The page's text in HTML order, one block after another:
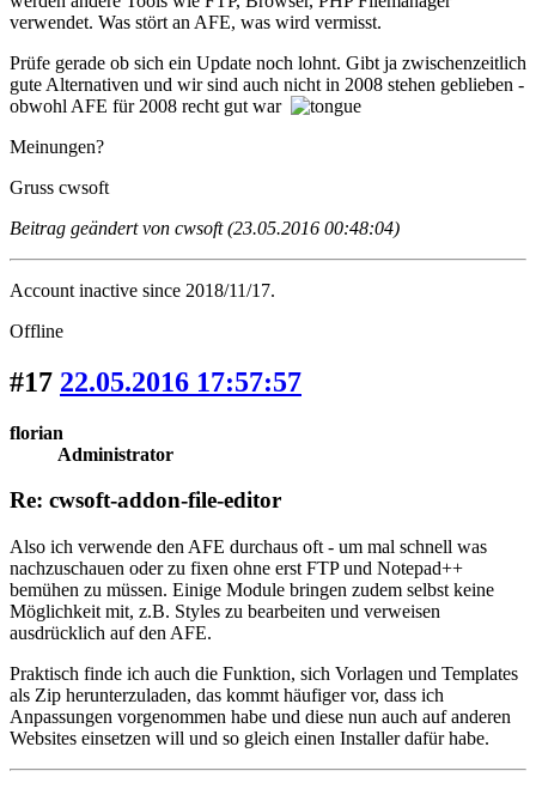
verwendet. Was stört an AFE, was wird vermisst.
Prüfe gerade ob sich ein Update noch lohnt. Gibt ja zwischenzeitlich
gute Alternativen und wir sind auch nicht in 2008 stehen geblieben -
obwohl AFE für 2008 recht gut war
Meinungen?
Gruss cwsoft
Beitrag geändert von cwsoft (23.05.2016 00:48:04)
Account inactive since 2018/11/17.
Offline
#17 22.05.2016 17:57:57
florian
Administrator
Re: cwsoft-addon-file-editor
Also ich verwende den AFE durchaus oft - um mal schnell was
nachzuschauen oder zu fixen ohne erst FTP und Notepad++
bemühen zu müssen. Einige Module bringen zudem selbst keine
Möglichkeit mit, z.B. Styles zu bearbeiten und verweisen
ausdrücklich auf den AFE.
Praktisch finde ich auch die Funktion, sich Vorlagen und Templates
als Zip herunterzuladen, das kommt häufiger vor, dass ich
Anpassungen vorgenommen habe und diese nun auch auf anderen
Websites einsetzen will und so gleich einen Installer dafür habe.